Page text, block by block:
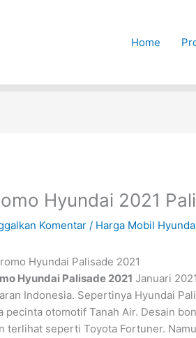
Home
Hyundai 2021
Komentar / Harga Mobil
Hyundai Palisade 2021 Januari
Indonesia. Sepertinya Hyundai
pecinta otomotif Tanah Air. Desain
terlihat seperti Toyota Fortuner.